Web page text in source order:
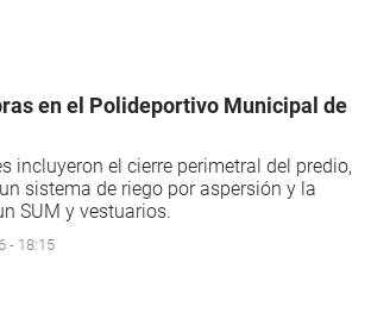
en el Polideportivo Municipal de
incluyeron el cierre perimetral del predio,
sistema de riego por aspersión y la
SUM y vestuarios.
- 18:15